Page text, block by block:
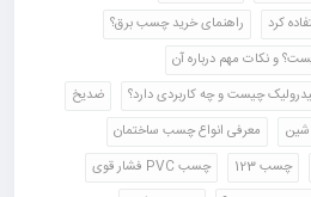
کرد
راهنمای خرید چسب برق؟
و نکات مهم درباره آن
چیست و چه کاربردی دارد؟
ضدیخ
معرفی انواع چسب ساختمان
چسب 123
چسب PVC فشار قوی